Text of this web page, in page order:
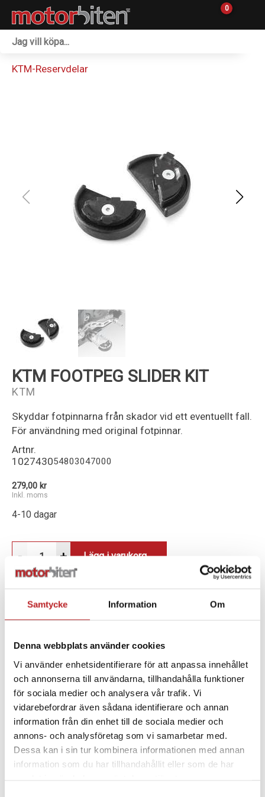
Samtycke Information Om
Denna webbplats använder cookies
Vi använder enhetsidentifierare för att anpassa innehållet
och annonserna till användarna, tillhandahålla funktioner
för sociala medier och analysera vår trafik. Vi
vidarebefordrar även sådana identifierare och annan
information från din enhet till de sociala medier och
annons- och analysföretag som vi samarbetar med.
Dessa kan i sin tur kombinera informationen med annan
information som du har tillhandahållit eller som de har
0
Reservdelar
KTM-Reservdelar
KTM FOOTPEG SLIDER KIT
KTM
Skyddar fotpinnarna från skador vid ett eventuellt fall.
För användning med original fotpinnar.
Artnr.
102743054803047000
279,00 kr
Inkl. moms
4-10 dagar
- + Lägg i varukorg
BESKRIVNING
Det här kittet är designat för att minska skador på
fotpinnarna om motorcykeln skulle välta eller vara
med om en olycka. Det monteras på de vanliga
fotpinnarna och fungerar som ett skydd mot marken.
SPECIFIKATION